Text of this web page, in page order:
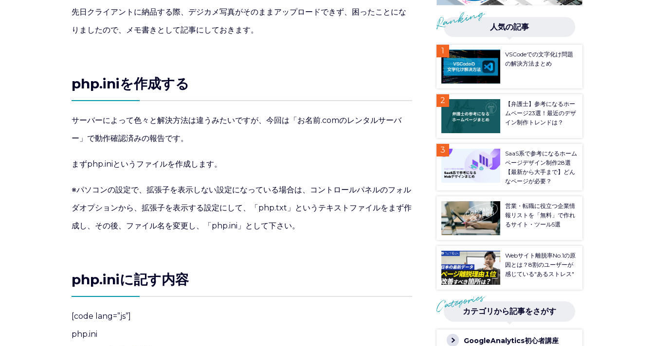
先日クライアントに納品する際、デジカメ写真がそのままアップロードできず、困ったことにな
りましたので、メモ書きとして記事にしておきます。
php.iniを作成する
サーバーによって色々と解決方法は違うみたいですが、今回は「お名前.comのレンタルサーバ
ー」で動作確認済みの報告です。
まずphp.iniというファイルを作成します。
※パソコンの設定で、拡張子を表示しない設定になっている場合は、コントロールパネルのフォル
ダオプションから、拡張子を表示する設定にして、「php.txt」というテキストファイルをまず作
成し、その後、ファイル名を変更し、「php.ini」として下さい。
php.iniに記す内容
[code lang=”js”]
php.ini
人気の記事
VSCodeでの文字化け問題
の解決方法まとめ
【弁護士】参考になるホー
ムページ23選！最近のデザ
イン制作トレンドは？
SaaS系で参考になるホーム
ページデザイン制作28選
【最新から大手まで】どん
なページが必要？
営業・転職に役立つ企業情
報リストを「無料」で作れ
るサイト・ツール5選
Webサイト離脱率No.1の原
因とは？8割のユーザーが
感じている"あるストレス"
カテゴリから記事をさがす
GoogleAnalytics初心者講座